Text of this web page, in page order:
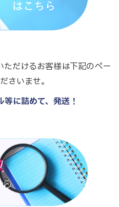
だけるお客様は下記のペー
さいませ。
に詰めて、発送！